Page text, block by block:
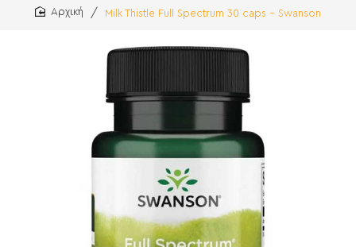
Milk Thistle Full Spectrum 30 caps - Swanson